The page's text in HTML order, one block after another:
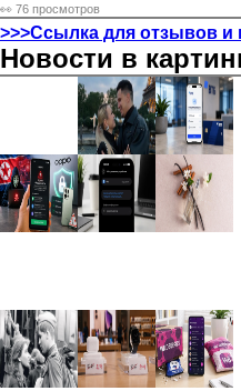
👀 76 просмотров
>>>Ссылка для отзывов и
Новости в